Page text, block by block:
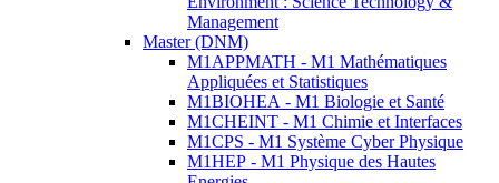
Management
Master (DNM)
M1APPMATH - M1 Mathématiques
Appliquées et Statistiques
M1BIOHEA - M1 Biologie et Santé
M1CHEINT - M1 Chimie et Interfaces
M1CPS - M1 Système Cyber Physique
M1HEP - M1 Physique des Hautes